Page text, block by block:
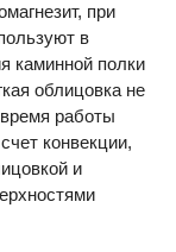
при
в
каминной полки
облицовка не
работы
конвекции,
и